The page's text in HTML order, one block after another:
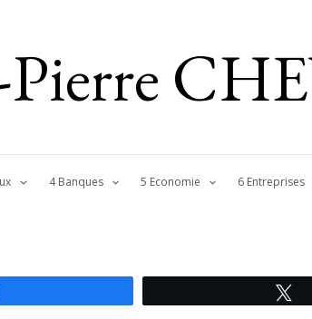
Pierre
4 Banques 5 Economie 6 Entreprises